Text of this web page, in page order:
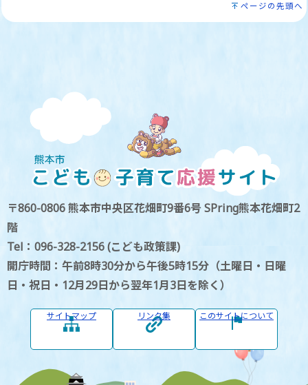
ページの先頭へ
〒860-0806 熊本市中央区花畑町9番6号 SPring熊本花畑町2
階
Tel：096-328-2156 (こども政策課)
開庁時間：午前8時30分から午後5時15分（土曜日・日曜
日・祝日・12月29日から翌年1月3日を除く）
サイトマップ リンク集 このサイトについて